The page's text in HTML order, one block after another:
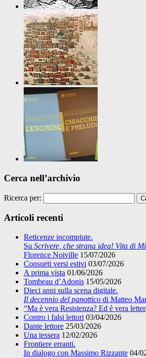
Cerca nell’archivio
Ricerca per:
Articoli recenti
Reticenze incompiute.
Su Scrivere, che strana idea! Vita di
Florence Noiville 15/07/2026
Consueti versi estivi 03/07/2026
A prima vista 01/06/2026
Tombeau d’Adonis 15/05/2026
Dieci anni sulla scena digitale.
Il decennio del panottico di Matteo
“Ma è vera Resistenza? Ed è vera
Contro i falsi lettori 03/04/2026
Dante lettore 25/03/2026
Una tessera 12/02/2026
Frontiere erranti.
In dialogo con Massimo Rizzante 04/